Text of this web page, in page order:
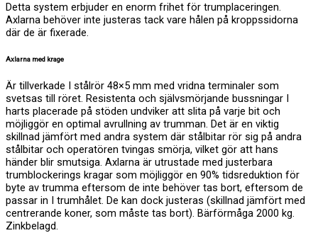
Detta system erbjuder en enorm frihet för trumplaceringen.
Axlarna behöver inte justeras tack vare hålen på kroppssidorna
där de är fixerade.
Axlarna med krage
Är tillverkade I stålrör 48×5 mm med vridna terminaler som
svetsas till röret. Resistenta och självsmörjande bussningar I
harts placerade på stöden undviker att slita på varje bit och
möjliggör en optimal avrullning av trumman. Det är en viktig
skillnad jämfört med andra system där stålbitar rör sig på andra
stålbitar och operatören tvingas smörja, vilket gör att hans
händer blir smutsiga. Axlarna är utrustade med justerbara
trumblockerings kragar som möjliggör en 90% tidsreduktion för
byte av trumma eftersom de inte behöver tas bort, eftersom de
passar in I trumhålet. De kan dock justeras (skillnad jämfört med
centrerande koner, som måste tas bort). Bärförmåga 2000 kg.
Zinkbelagd.